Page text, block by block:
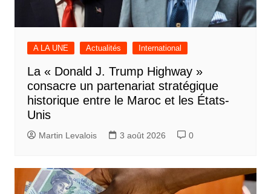
A LA UNE Actualités International
La « Donald J. Trump Highway »
consacre un partenariat stratégique
historique entre le Maroc et les États-
Unis
Martin Levalois 3 août 2026 0